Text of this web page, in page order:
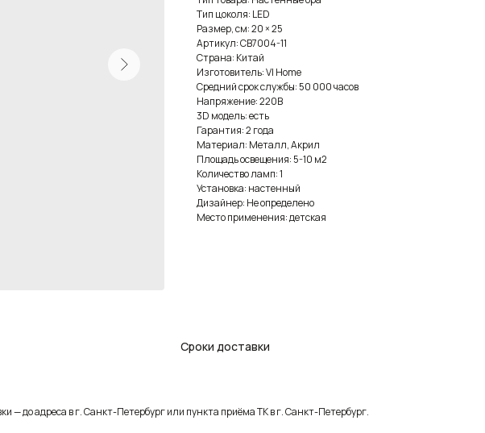
Тип цоколя: LED
Размер, см: 20 × 25
Артикул: CB7004-11
Страна: Китай
Изготовитель: VI Home
Средний срок службы: 50 000 часов
Напряжение: 220В
3D модель: есть
Гарантия: 2 года
Материал: Металл, Акрил
Площадь освещения: 5-10 м2
Количество ламп: 1
Установка: настенный
Дизайнер: Не определено
Место применения: детская
Сроки доставки
— до адреса в г. Санкт-Петербург или пункта приёма ТК в г. Санкт-Петербург.